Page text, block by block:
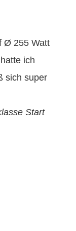
Ø 255 Watt
ich
sich super
Start